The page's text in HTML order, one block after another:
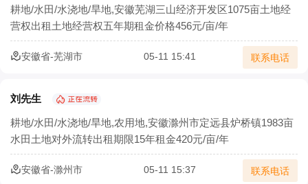
耕地/水田/水浇地/旱地,安徽芜湖三山经济开发区1075亩土地经
营权出租土地经营权五年期租金价格456元/亩/年
安徽省-芜湖市 05-11 15:41 联系电话
刘先生
耕地/水田/水浇地/旱地,农用地,安徽滁州市定远县炉桥镇1983亩
水田土地对外流转出租期限15年租金420元/亩/年
安徽省-滁州市 05-11 15:37 联系电话